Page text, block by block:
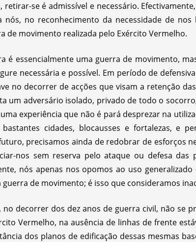
retirar-se é admissível e necessário.
nós, no reconhecimento da necessidade de
de movimento realizada pelo Exército Vermelho.
é essencialmente uma guerra de movimento,
necessária e possível. Em período de
no decorrer de acções que visam a retenção
um adversário isolado, privado de todo o
experiência que não é pará desprezar na
cidades, blocausses e fortalezas, e
precisamos ainda de redobrar de esforços
nos sem reserva pelo ataque ou defesa
nós apenas nos opomos ao uso
de movimento; é isso que consideramos
no decorrer dos dez anos de guerra civil, não se
Vermelho, na ausência de linhas de frente
dos planos de edificação dessas mesmas